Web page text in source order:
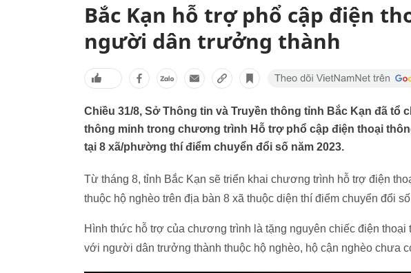
Bắc Kạn hỗ trợ phổ cập điện
người dân trưởng thành
Chiều 31/8, Sở Thông tin và Truyền thông tỉnh Bắc Kạn đã tổ
thông minh trong chương trình Hỗ trợ phổ cập điện thoại
tại 8 xã/phường thí điểm chuyển đổi số năm 2023.
Từ tháng 8, tỉnh Bắc Kạn sẽ triển khai chương trình hỗ trợ điện
thuộc hộ nghèo trên địa bàn 8 xã thuộc diện thí điểm chuyển đổi
Hình thức hỗ trợ của chương trình là tặng nguyên chiếc điện
với người dân trưởng thành thuộc hộ nghèo, hộ cận nghèo chưa